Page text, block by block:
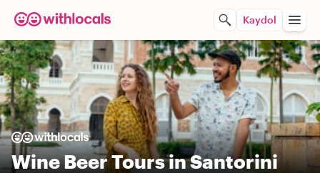
Kaydol
Wine Beer Tours in Santorini